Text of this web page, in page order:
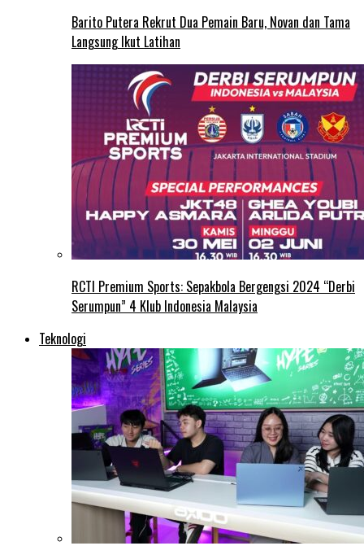
Barito Putera Rekrut Dua Pemain Baru, Novan dan Tama
Langsung Ikut Latihan
RCTI Premium Sports: Sepakbola Bergengsi 2024 “Derbi
Serumpun” 4 Klub Indonesia Malaysia
Teknologi